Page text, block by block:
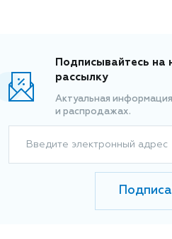
Подписывайтесь
рассылку
Актуальная
и распродажах.
Введите электронный адрес